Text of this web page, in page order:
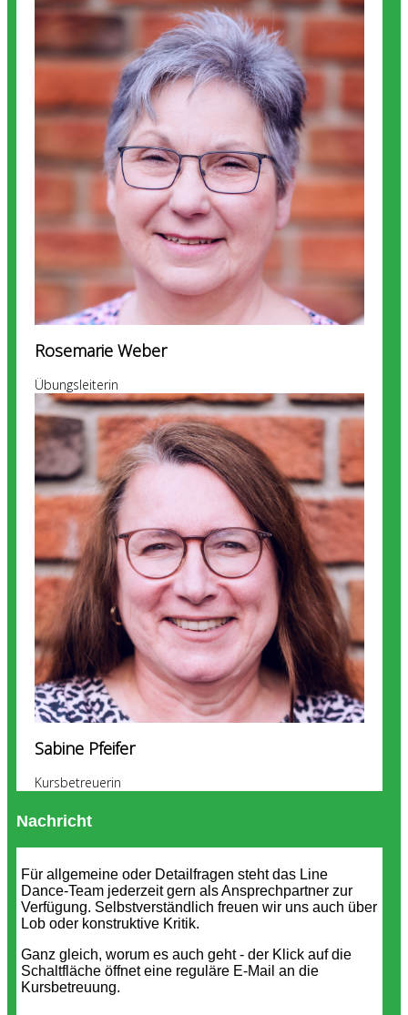
Rosemarie Weber
Übungsleiterin
Sabine Pfeifer
Kursbetreuerin
Nachricht
Für allgemeine oder Detailfragen steht das Line
Dance-Team jederzeit gern als Ansprechpartner zur
Verfügung. Selbstverständlich freuen wir uns auch über
Lob oder konstruktive Kritik.
Ganz gleich, worum es auch geht - der Klick auf die
Schaltfläche öffnet eine reguläre E-Mail an die
Kursbetreuung.